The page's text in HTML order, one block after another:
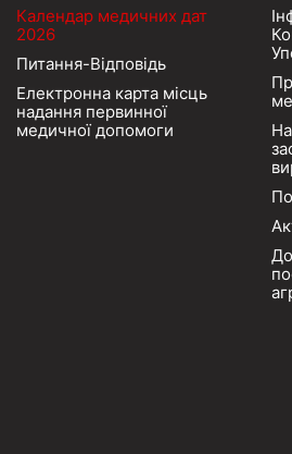
Календар медичних дат
2026
Питання-Відповідь
Електронна карта місць
надання первинної
медичної допомоги